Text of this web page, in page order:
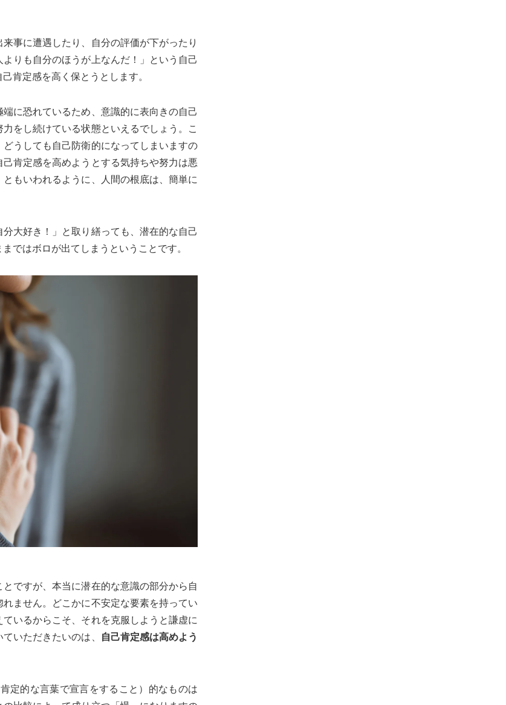
事に遭遇したり、自分の評価が下がったり
りも自分のほうが上なんだ！」という自己
肯定感を高く保とうとします。
に恐れているため、意識的に表向きの自己
をし続けている状態といえるでしょう。こ
うしても自己防衛的になってしまいますの
肯定感を高めようとする気持ちや努力は悪
もいわれるように、人間の根底は、簡単に
大好き！」と取り繕っても、潜在的な自己
ではボロが出てしまうということです。
ですが、本当に潜在的な意識の部分から自
ません。どこかに不安定な要素を持ってい
いるからこそ、それを克服しようと謙虚に
いただきたいのは、
自己肯定感は高めよう
定的な言葉で宣言をすること）的なものは